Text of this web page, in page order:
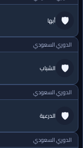
🛡 أبها
الدوري السعودي
🛡 الشباب
الدوري السعودي
🛡 الدرعية
الدوري السعودي